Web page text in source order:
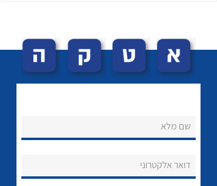
שאלות ותשובות
שם מלא
דואר אלקטרוני